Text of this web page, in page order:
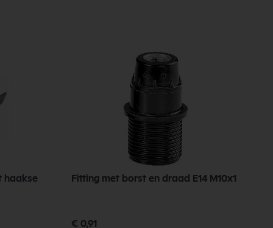
haakse Fitting met borst en draad E14 M10x1
€ 0,91